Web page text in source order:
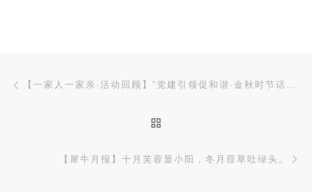
文章导航 【一家人一家亲·活动回顾】“党建引领促和谐·金秋时节话重阳”两路口社区重阳节文化主题活动
【犀牛月报】十月芙蓉显小阳，冬月葭草吐绿头。